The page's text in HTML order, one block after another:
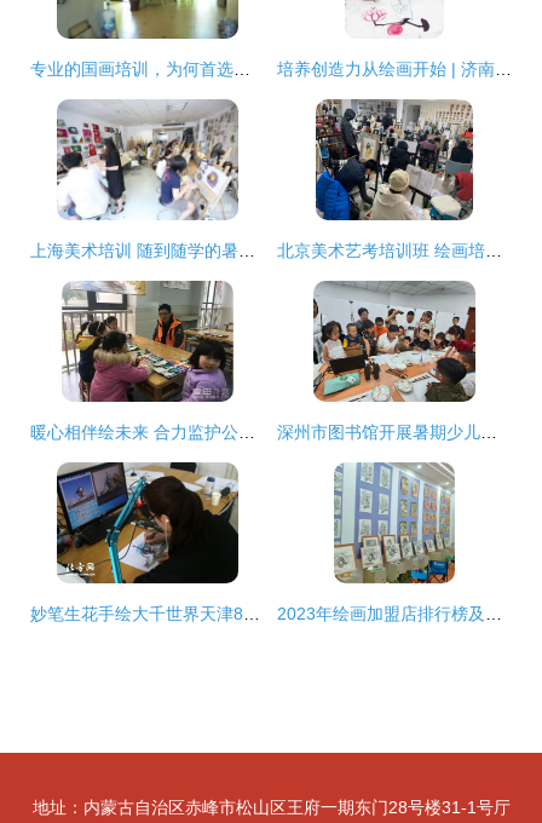
专业的国画培训，为何首选宜乐绘画？——来自世界工厂网的优选推荐 培养创造力从绘画开始 | 济南儿童画画培训全攻略
上海美术培训 随到随学的暑假美术班，快速掌握绘画技巧 北京美术艺考培训班 绘画培训的关键意义与正确选择
暖心相伴绘未来 合力监护公益绘画培训迎新活动 深州市图书馆开展暑期少儿绘画系列公益培训活动
妙笔生花手绘大千世界天津80后小伙画出生意经 2023年绘画加盟店排行榜及培训推荐指南
地址：内蒙古自治区赤峰市松山区王府一期东门28号楼31-1号厅